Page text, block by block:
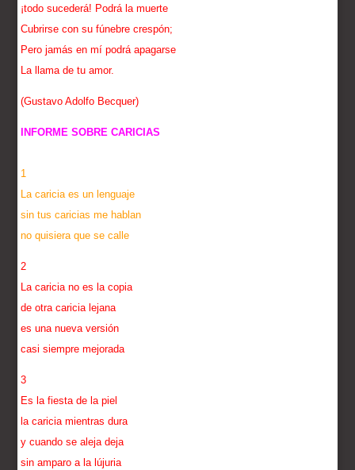
¡todo sucederá! Podrá la muerte
Cubrirse con su fúnebre crespón;
Pero jamás en mí podrá apagarse
La llama de tu amor.
(Gustavo Adolfo Becquer)
INFORME SOBRE CARICIAS
1
La caricia es un lenguaje
sin tus caricias me hablan
no quisiera que se calle
2
La caricia no es la copia
de otra caricia lejana
es una nueva versión
casi siempre mejorada
3
Es la fiesta de la piel
la caricia mientras dura
y cuando se aleja deja
sin amparo a la lújuria